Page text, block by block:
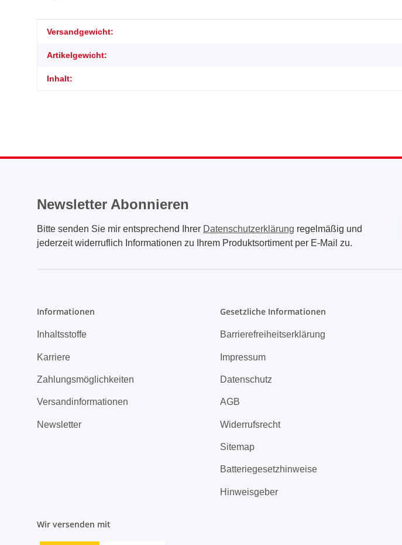
Produkteigenschaft
Wert
Versandgewicht:
Artikelgewicht:
Inhalt:
Newsletter Abonnieren
Bitte senden Sie mir entsprechend Ihrer Datenschutzerklärung regelmäßig und
jederzeit widerruflich Informationen zu Ihrem Produktsortiment per E-Mail zu.
Informationen
Inhaltsstoffe
Karriere
Zahlungsmöglichkeiten
Versandinformationen
Newsletter
Gesetzliche Informationen
Barrierefreiheitserklärung
Impressum
Datenschutz
AGB
Widerrufsrecht
Sitemap
Batteriegesetzhinweise
Hinweisgeber
Wir versenden mit